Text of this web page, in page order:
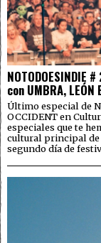
NOTODOESINDIE
con UMBRA, LEÓN
Último especial de
OCCIDENT en
especiales que te
cultural principal de
segundo día de